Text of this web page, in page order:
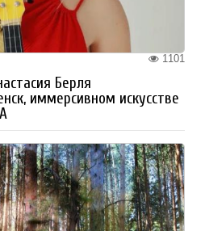
1101
Берля
иммерсивном искусстве